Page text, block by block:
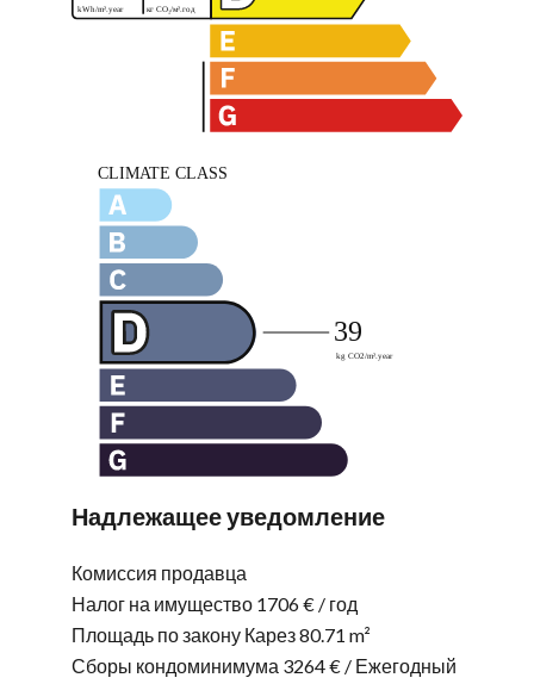
Надлежащее уведомление
Комиссия продавца
Налог на имущество 1706 € / год
Площадь по закону Карез80.71 m²
Сборы кондоминимума 3264 € / Ежегодный